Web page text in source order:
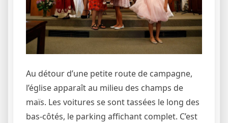
Au détour d’une petite route de campagne,
l’église apparaît au milieu des champs de
maïs. Les voitures se sont tassées le long des
bas-côtés, le parking affichant complet. C’est